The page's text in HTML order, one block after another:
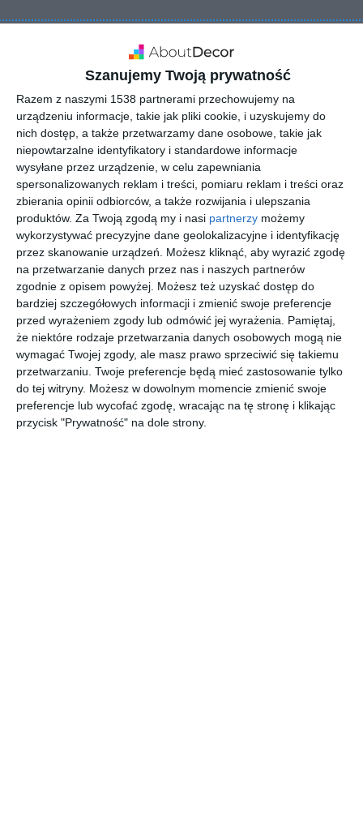
Szanujemy Twoją prywatność
Razem z naszymi 1538 partnerami przechowujemy na
urządzeniu informacje, takie jak pliki cookie, i uzyskujemy do
nich dostęp, a także przetwarzamy dane osobowe, takie jak
niepowtarzalne identyfikatory i standardowe informacje
wysyłane przez urządzenie, w celu zapewniania
spersonalizowanych reklam i treści, pomiaru reklam i treści oraz
zbierania opinii odbiorców, a także rozwijania i ulepszania
produktów. Za Twoją zgodą my i nasi partnerzy możemy
wykorzystywać precyzyjne dane geolokalizacyjne i identyfikację
przez skanowanie urządzeń. Możesz kliknąć, aby wyrazić zgodę
na przetwarzanie danych przez nas i naszych partnerów
zgodnie z opisem powyżej. Możesz też uzyskać dostęp do
bardziej szczegółowych informacji i zmienić swoje preferencje
przed wyrażeniem zgody lub odmówić jej wyrażenia.
Pamiętaj,
że niektóre rodzaje przetwarzania danych osobowych mogą nie
wymagać Twojej zgody, ale masz prawo sprzeciwić się takiemu
przetwarzaniu. Twoje preferencje będą mieć zastosowanie tylko
do tej witryny. Możesz w dowolnym momencie zmienić swoje
preferencje lub wycofać zgodę, wracając na tę stronę i klikając
przycisk "Prywatność" na dole strony.
Aranżacja łazienki w
szarościach
Aranżacja łazienki w szarościach z prysznicem, lustrem i
muszlą klozetową.
AUTOR:INVENTIVE studio
DODAJ DO ULUBIONYCH
UDOSTĘPNIJ
Pozostałe zdjęcia w projekcie:Nowoczesne mieszkanie z
kominkiem